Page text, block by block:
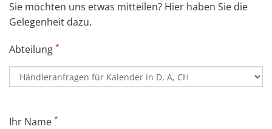
Sie möchten uns etwas mitteilen? Hier haben Sie die
Gelegenheit dazu.
Abteilung *
Ihr Name *